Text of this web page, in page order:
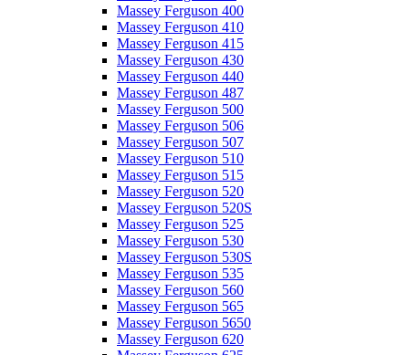
Massey Ferguson 400
Massey Ferguson 410
Massey Ferguson 415
Massey Ferguson 430
Massey Ferguson 440
Massey Ferguson 487
Massey Ferguson 500
Massey Ferguson 506
Massey Ferguson 507
Massey Ferguson 510
Massey Ferguson 515
Massey Ferguson 520
Massey Ferguson 520S
Massey Ferguson 525
Massey Ferguson 530
Massey Ferguson 530S
Massey Ferguson 535
Massey Ferguson 560
Massey Ferguson 565
Massey Ferguson 5650
Massey Ferguson 620